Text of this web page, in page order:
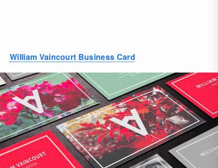
William Vaincourt Business Card